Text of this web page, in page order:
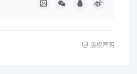
版权声明